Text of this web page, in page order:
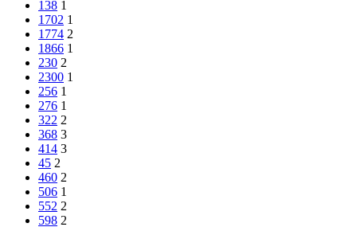
138 1
1702 1
1774 2
1866 1
230 2
2300 1
256 1
276 1
322 2
368 3
414 3
45 2
460 2
506 1
552 2
598 2